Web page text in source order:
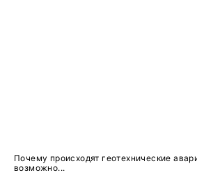
Почему происходят геотехнические
возможно...